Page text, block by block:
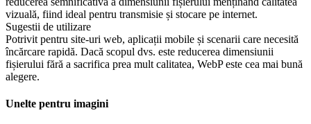
vizuală, fiind ideal pentru transmisie și stocare pe internet.
Sugestii de utilizare
Potrivit pentru site-uri web, aplicații mobile și scenarii care necesită
încărcare rapidă. Dacă scopul dvs. este reducerea dimensiunii
fișierului fără a sacrifica prea mult calitatea, WebP este cea mai bună
alegere.
Unelte pentru imagini